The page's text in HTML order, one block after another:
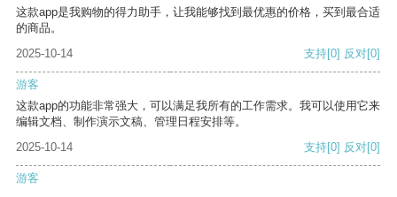
这款app是我购物的得力助手，让我能够找到最优惠的价格，买到最合适
的商品。
2025-10-14
支持[0] 反对[0]
游客
这款app的功能非常强大，可以满足我所有的工作需求。我可以使用它来
编辑文档、制作演示文稿、管理日程安排等。
2025-10-14
支持[0] 反对[0]
游客